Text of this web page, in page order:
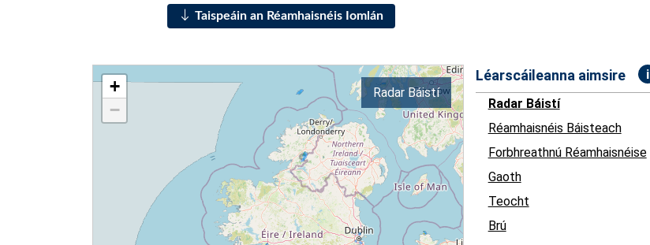
Taispeáin an Réamhaisnéis Iomlán
+
−
Radar Báistí
Léarscáileanna aimsire i
Radar Báistí
Réamhaisnéis Báisteach
Forbhreathnú Réamhaisnéise
Gaoth
Teocht
Brú